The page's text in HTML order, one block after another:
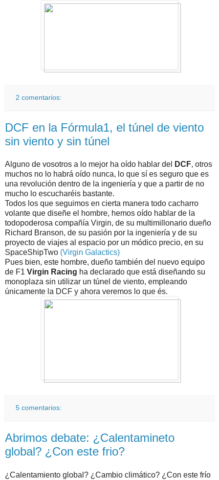
2 comentarios:
DCF en la Fórmula1, el túnel de viento
sin viento y sin túnel
Alguno de vosotros a lo mejor ha oído hablar del DCF, otros
muchos no lo habrá oído nunca, lo que sí es seguro que es
una revolución dentro de la ingeniería y que a partir de no
mucho lo escucharéis bastante.
Todos los que seguimos en cierta manera todo cacharro
volante que diseñe el hombre, hemos oído hablar de la
todopoderosa compañía Virgin, de su multimillonario dueño
Richard Branson, de su pasión por la ingeniería y de su
proyecto de viajes al espacio por un módico precio, en su
SpaceShipTwo (Virgin Galactics)
Pues bien, este hombre, dueño también del nuevo equipo
de F1 Virgin Racing ha declarado que está diseñando su
monoplaza sin utilizar un túnel de viento, empleando
únicamente la DCF y ahora veremos lo que és.
5 comentarios:
Abrimos debate: ¿Calentamineto
global? ¿Con este frio?
¿Calentamiento global? ¿Cambio climático? ¿Con este frío